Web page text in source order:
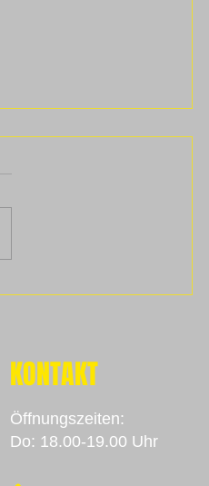
KONTAKT
Öffnungszeiten:
Do: 18.00-19.00 Uhr